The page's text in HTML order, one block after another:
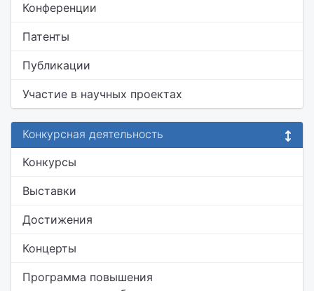
Конференции
Патенты
Публикации
Участие в научных проектах
Конкурсная деятельность
Конкурсы
Выставки
Достижения
Концерты
Программа повышения